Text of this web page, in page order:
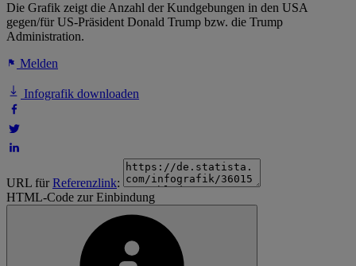
Die Grafik zeigt die Anzahl der Kundgebungen in den USA
gegen/für US-Präsident Donald Trump bzw. die Trump
Administration.
Melden
Infografik downloaden
URL fürReferenzlink:
HTML-Code zur Einbindung